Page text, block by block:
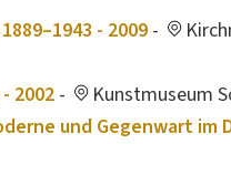
- 2009 -
2002 -
Kunstmuseum
und Gegenwart im